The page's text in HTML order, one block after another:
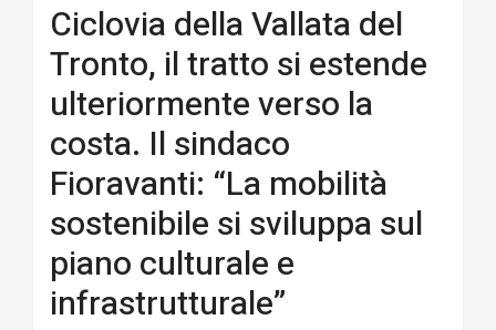
Ciclovia della Vallata del
Tronto, il tratto si estende
ulteriormente verso la
costa. Il sindaco
Fioravanti: “La mobilità
sostenibile si sviluppa sul
piano culturale e
infrastrutturale”